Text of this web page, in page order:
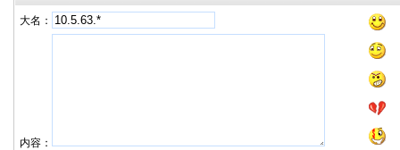
大名：
内容：